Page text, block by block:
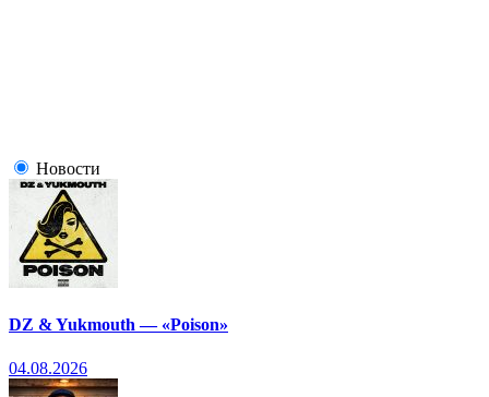
Новости
DZ & Yukmouth — «Poison»
04.08.2026